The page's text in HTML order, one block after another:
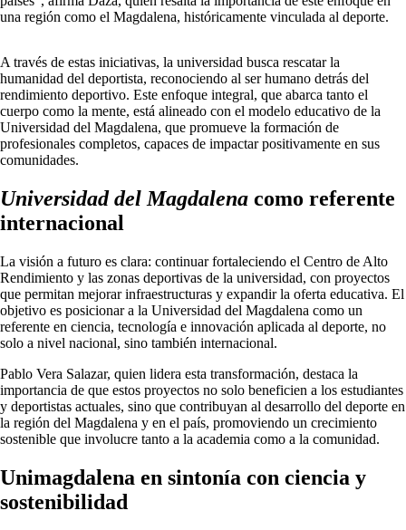
una región como el Magdalena, históricamente vinculada al deporte.
A través de estas iniciativas, la universidad busca rescatar la
humanidad del deportista, reconociendo al ser humano detrás del
rendimiento deportivo. Este enfoque integral, que abarca tanto el
cuerpo como la mente, está alineado con el modelo educativo de la
Universidad del Magdalena, que promueve la formación de
profesionales completos, capaces de impactar positivamente en sus
comunidades.
Universidad del Magdalena como referente
internacional
La visión a futuro es clara: continuar fortaleciendo el Centro de Alto
Rendimiento y las zonas deportivas de la universidad, con proyectos
que permitan mejorar infraestructuras y expandir la oferta educativa. El
objetivo es posicionar a la Universidad del Magdalena como un
referente en ciencia, tecnología e innovación aplicada al deporte, no
solo a nivel nacional, sino también internacional.
Pablo Vera Salazar, quien lidera esta transformación, destaca la
importancia de que estos proyectos no solo beneficien a los estudiantes
y deportistas actuales, sino que contribuyan al desarrollo del deporte en
la región del Magdalena y en el país, promoviendo un crecimiento
sostenible que involucre tanto a la academia como a la comunidad.
Unimagdalena en sintonía con ciencia y
sostenibilidad